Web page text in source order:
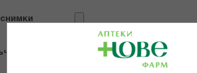
продукта